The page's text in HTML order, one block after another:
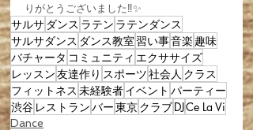
りがとうございました‼️✨
サルサ ダンス ラテン ラテンダンス
サルサダンス ダンス教室習い事音楽 趣味
バチャータ コミュニティ エクササイズ
レッスン友達作り スポーツ社会人 クラス
フィットネス 未経験者イベント パーティー
渋谷 レストランバー東京クラブDJCe La Vi
Dance